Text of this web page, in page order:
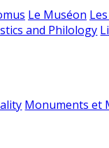
Le Muséon
and Philology
Monuments et